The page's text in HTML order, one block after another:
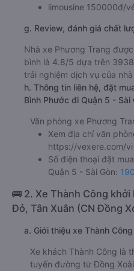
limousine 150000đ/
g. Review, đánh giá chất
Nhà xe Phương Trang
bình là 4.8/5 dựa trên
trải nghiệm dịch vụ của
h. Thông tin liên hệ, đặt
Bình Phước đi Quận 5 - Sài
Văn phòng xe Phương
Xem địa chỉ văn
https://vexere.com/
Số điện thoại đặt
Quận 5 - Sài Gòn:
🚌 2. Xe Thành Công
Đỏ, Tân Xuân (CN Đồng
a. Giới thiệu xe Thành Công
Xe khách Thành Công là
tuyến đường từ Đồng